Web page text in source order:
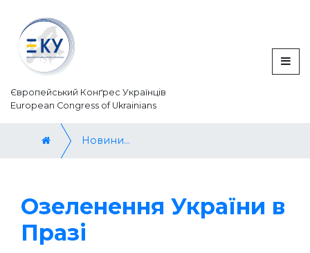
Європейський Конґрес Українців
European Congress of Ukrainians
Новини / News
Озеленення України в
Празі